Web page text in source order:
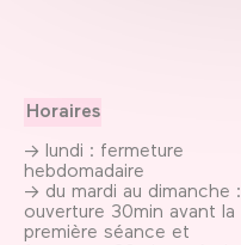
Horaires
→ lundi : fermeture
hebdomadaire
→ du mardi au dimanche :
ouverture 30min avant la
première séance et